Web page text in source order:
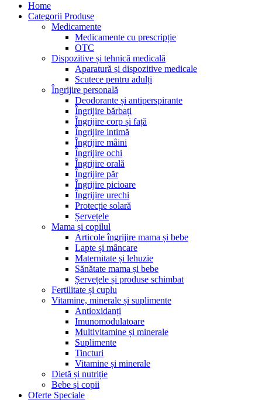
Home
Categorii Produse
Medicamente
Medicamente cu prescripție
OTC
Dispozitive și tehnică medicală
Aparatură și dispozitive medicale
Scutece pentru adulți
Îngrijire personală
Deodorante și antiperspirante
Îngrijire bărbați
Îngrijire corp și față
Îngrijire intimă
Îngrijire mâini
Îngrijire ochi
Îngrijire orală
Îngrijire păr
Îngrijire picioare
Îngrijire urechi
Protecție solară
Șervețele
Mama și copilul
Articole îngrijire mama și bebe
Lapte și mâncare
Maternitate și lehuzie
Sănătate mama și bebe
Șervețele și produse schimbat
Fertilitate și cuplu
Vitamine, minerale și suplimente
Antioxidanți
Imunomodulatoare
Multivitamine și minerale
Suplimente
Tincturi
Vitamine și minerale
Dietă și nutriție
Bebe și copii
Oferte Speciale